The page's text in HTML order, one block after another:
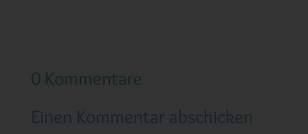
0 Kommentare
Einen Kommentar abschicken